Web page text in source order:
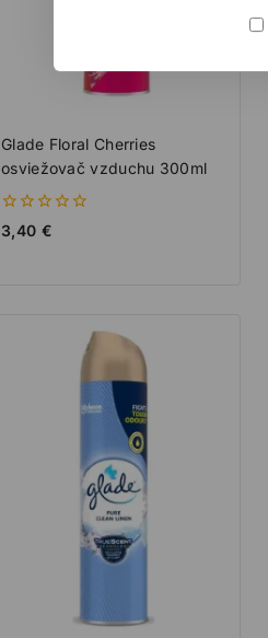
Glade Floral Cherries
osviežovač vzduchu 300ml
0
3,40 €